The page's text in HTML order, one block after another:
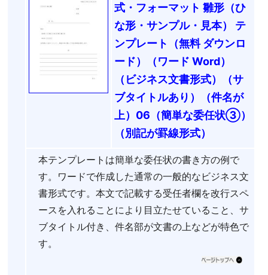
式・フォーマット 雛形（ひ
な形・サンプル・見本） テ
ンプレート（無料 ダウンロ
ード）（ワード Word）
（ビジネス文書形式）（サ
ブタイトルあり）（件名が
上）06（簡単な委任状③）
（別記が罫線形式）
本テンプレートは簡単な委任状の書き方の例で
す。ワードで作成した通常の一般的なビジネス文
書形式です。本文で記載する受任者欄を改行スペ
ースを入れることにより目立たせていること、サ
ブタイトル付き、件名部が文書の上などが特色で
す。